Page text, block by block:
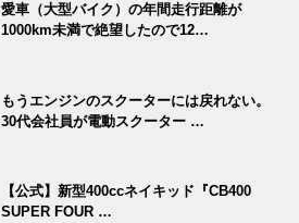
愛車（大型バイク）の年間走行距離が
1000km未満で絶望したので12…
もうエンジンのスクーターには戻れない。
30代会社員が電動スクーター …
【公式】新型400ccネイキッド『CB400
SUPER FOUR …